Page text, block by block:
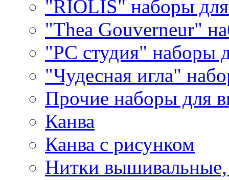
"RIOLIS" наборы
"Thea Gouverneur"
"РС студия" наборы
"Чудесная игла"
Прочие наборы для
Канва
Канва с рисунком
Нитки